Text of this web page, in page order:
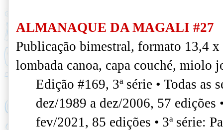
ALMANAQUE DA MAGALI #27
Publicação bimestral, formato 13,4
lombada canoa, capa couché, miolo
Edição #169, 3ª série • Todas as
dez/1989 a dez/2006, 57 edições
fev/2021, 85 edições • 3ª série: